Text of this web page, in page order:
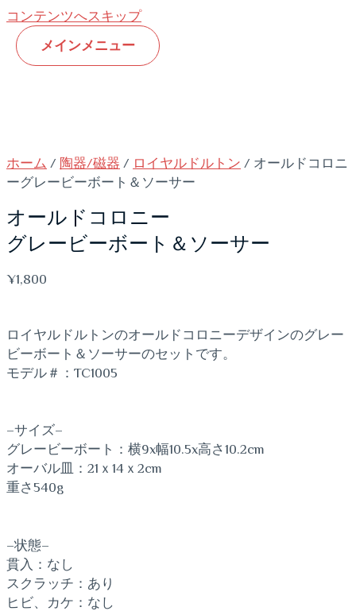
コンテンツへスキップ
メインメニュー
ホーム / 陶器/磁器 / ロイヤルドルトン / オールドコロニ
ーグレービーボート＆ソーサー
オールドコロニー
グレービーボート＆ソーサー
¥1,800
ロイヤルドルトンのオールドコロニーデザインのグレー
ビーボート＆ソーサーのセットです。
モデル＃：TC1005
–サイズ–
グレービーボート：横9x幅10.5x高さ10.2cm
オーバル皿：21ｘ14ｘ2cm
重さ540g
–状態–
貫入：なし
スクラッチ：あり
ヒビ、カケ：なし